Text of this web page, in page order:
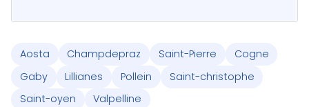
Aosta Champdepraz Saint-Pierre
Cogne
Gaby
Lillianes Pollein
Saint-christophe
Saint-oyen
Valpelline